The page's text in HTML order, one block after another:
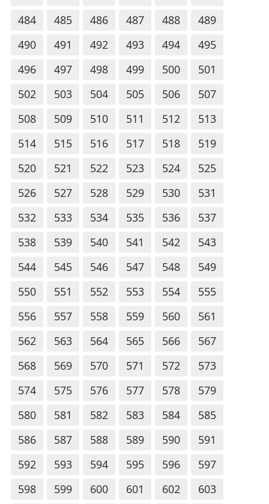
484
485 486 487 488
489
490
491 492 493 494
495
496
497 498 499 500
501
502
503 504 505 506
507
508
509 510 511 512
513
514
515 516 517 518
519
520
521 522 523 524
525
526
527 528 529 530
531
532
533 534 535 536
537
538
539 540 541 542
543
544
545 546 547 548
549
550
551 552 553 554
555
556
557 558 559 560
561
562
563 564 565 566
567
568
569 570 571 572
573
574
575 576 577 578
579
580
581 582 583 584
585
586
587 588 589 590
591
592
593 594 595 596
597
598
599 600 601 602
603